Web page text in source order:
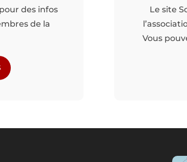
des infos
de la
Le site
Vous